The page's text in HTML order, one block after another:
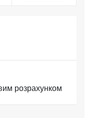
розрахунком